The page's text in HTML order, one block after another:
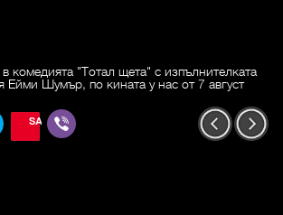
комедията "Тотал щета" с изпълнителката
Ейми Шумър, по кината у нас от 7 август
SAVE